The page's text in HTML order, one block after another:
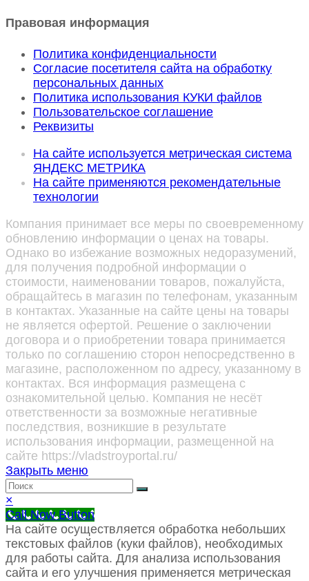
Правовая информация
Политика конфиденциальности
Согласие посетителя сайта на обработку
персональных данных
Политика использования КУКИ файлов
Пользовательское соглашение
Реквизиты
На сайте используется метрическая система
ЯНДЕКС МЕТРИКА
На сайте применяются рекомендательные
технологии
Компания принимает все меры по своевременному
обновлению информации о ценах на товары.
Однако во избежание возможных недоразумений,
для получения подробной информации о
стоимости, наименовании товаров, пожалуйста,
обращайтесь в магазин по телефонам, указанным
в контактах. Указанные на сайте цены на товары
не является офертой. Решение о заключении
договора и о приобретении товара принимается
только по соглашению сторон непосредственно в
магазине, расположенном по адресу, указанному в
контактах. Вся информация размещена с
ознакомительной целью. Компания не несёт
ответственности за возможные негативные
последствия, возникшие в результате
использования информации, размещенной на
сайте https://vladstroyportal.ru/
Закрыть меню
×
Call Now Button
На сайте осуществляется обработка небольших
текстовых файлов (куки файлов), необходимых
для работы сайта. Для анализа использования
сайта и его улучшения применяется метрическая